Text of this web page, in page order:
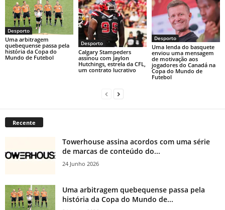
Desporto
Uma arbitragem
quebequense passa pela
história da Copa do
Mundo de Futebol
Desporto
Calgary Stampeders
assinou com Jaylon
Hutchings, estrela da CFL,
um contrato lucrativo
Desporto
Uma lenda do basquete
enviou uma mensagem
de motivação aos
jogadores do Canadá na
Copa do Mundo de
Futebol
Recente
Towerhouse assina acordos com uma série
de marcas de conteúdo do...
24 Junho 2026
Uma arbitragem quebequense passa pela
história da Copa do Mundo de...